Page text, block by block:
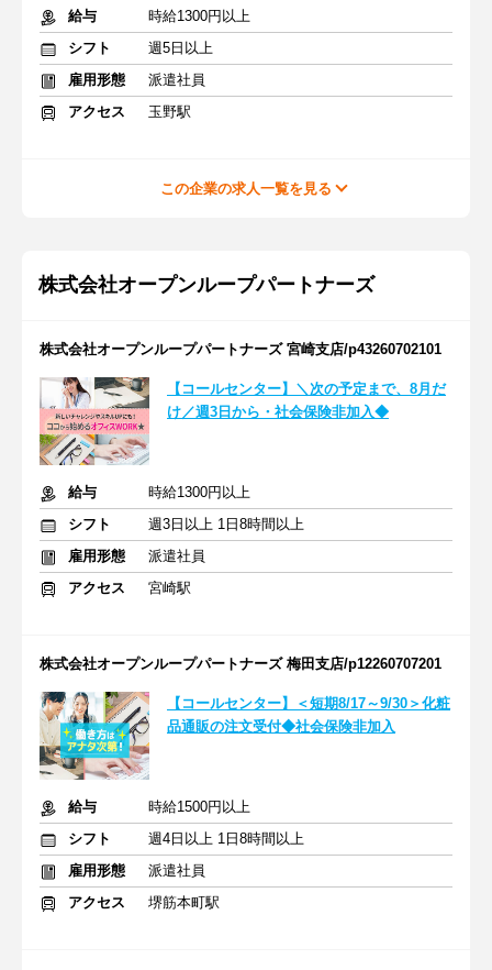
給与
時給1300円以上
シフト
週5日以上
雇用形態
派遣社員
アクセス
玉野駅
この企業の求人一覧を見る
株式会社オープンループパートナーズ
株式会社オープンループパートナーズ 宮崎支店/p43260702101
【コールセンター】＼次の予定まで、8月だ
け／週3日から・社会保険非加入◆
給与
時給1300円以上
シフト
週3日以上 1日8時間以上
雇用形態
派遣社員
アクセス
宮崎駅
株式会社オープンループパートナーズ 梅田支店/p12260707201
【コールセンター】＜短期8/17～9/30＞化粧
品通販の注文受付◆社会保険非加入
給与
時給1500円以上
シフト
週4日以上 1日8時間以上
雇用形態
派遣社員
アクセス
堺筋本町駅